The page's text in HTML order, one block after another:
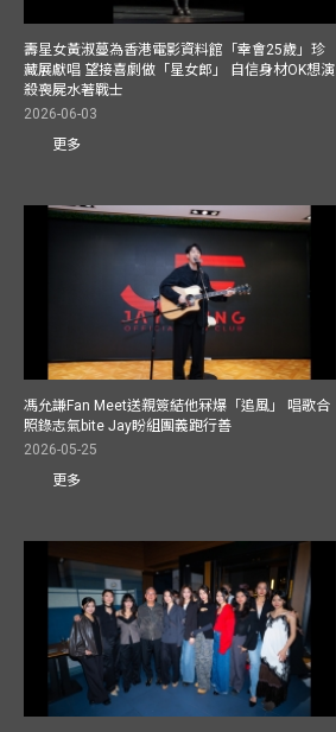
壽星女黃淑蔓為香港電影資料館「幸會25歲」珍
藏展獻唱 望接喜劇做「星女郎」 自信身材OK想演
殺喪屍水著戰士
2026-06-03
更多
馮允謙Fan Meet送親簽結他冧爆「追風」 唱歌合
照錄志氣bite Jay盼組團義跑行善
2026-05-25
更多